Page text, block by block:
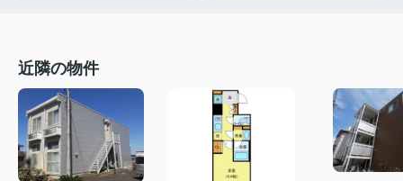
近隣の物件